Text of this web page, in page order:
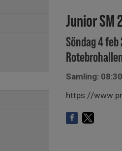
Junior SM
Söndag 4
Samling: 08:30
https://